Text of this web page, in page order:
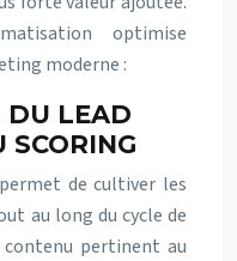
optimise
moderne :
DU LEAD
SCORING
de cultiver les
au long du cycle de
pertinent au